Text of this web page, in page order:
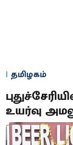
தமிழகம்
உயர்வு